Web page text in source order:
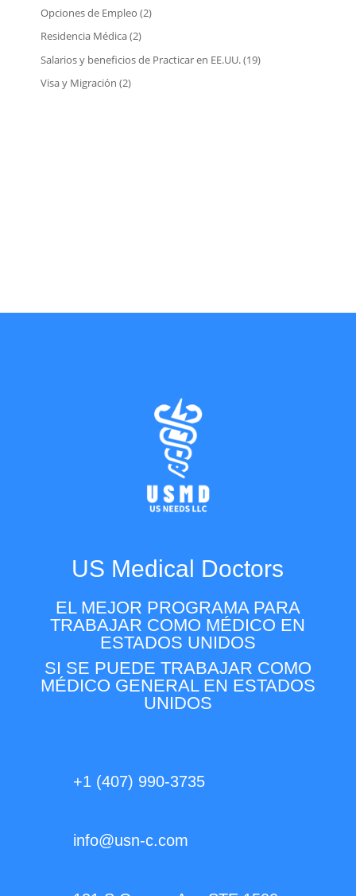
Opciones de Empleo (2)
Residencia Médica(2)
Salarios y beneficios de Practicar en EE.UU.(19)
Visa y Migración (2)
US Medical Doctors
EL MEJOR PROGRAMA PARA
TRABAJAR COMO MÉDICO EN
ESTADOS UNIDOS
SI SE PUEDE TRABAJAR COMO
MÉDICO GENERAL EN ESTADOS
UNIDOS
+1 (407) 990-3735
info@usn-c.com